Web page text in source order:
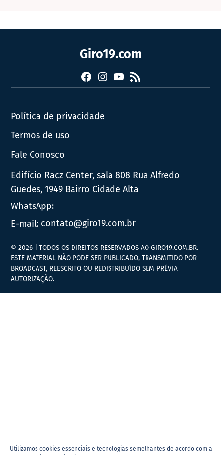
Giro19.com
FacebookInstagram
YouTube
RSS
Política de privacidade
Termos de uso
Fale Conosco
Edifício Racz Center, sala 808 Rua Alfredo
Guedes, 1949 Bairro Cidade Alta
WhatsApp:
E-mail: contato@giro19.com.br
Utilizamos cookies essenciais e tecnologias semelhantes de acordo com a
© 2026 | TODOS OS DIREITOS RESERVADOS AO GIRO19.COM.BR.
ESTE MATERIAL NÃO PODE SER PUBLICADO, TRANSMITIDO POR
BROADCAST, REESCRITO OU REDISTRIBUÍDO SEM PRÉVIA
AUTORIZAÇÃO.